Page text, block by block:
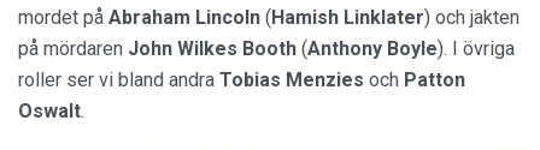
mordet på Abraham Lincoln ( Hamish Linklater) och jakten
på mördaren John Wilkes Booth (Anthony Boyle). I övriga
roller ser vi bland andra Tobias Menzies och Patton
Oswalt.